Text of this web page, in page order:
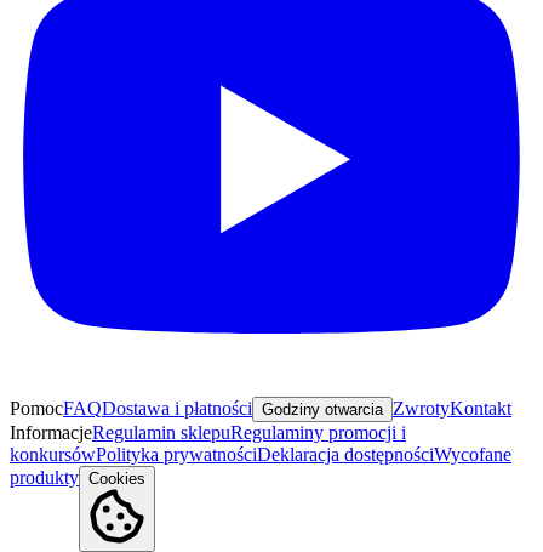
PomocFAQDostawa i płatności Godziny otwarcia ZwrotyKontakt
InformacjeRegulamin sklepuRegulaminy promocji i
konkursówPolityka prywatnościDeklaracja dostępnościWycofane
produkty Cookies